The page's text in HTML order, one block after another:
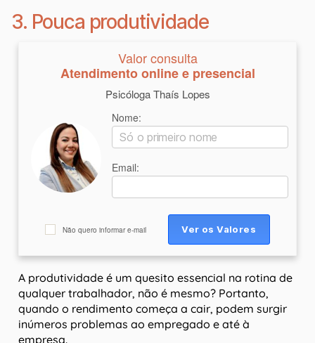
3. Pouca produtividade
Valor consulta
Atendimento online e presencial
Psicóloga Thaís Lopes
Nome:
Email:
Não quero informar e-mail
A produtividade é um quesito essencial na rotina de
qualquer trabalhador, não é mesmo? Portanto,
quando o rendimento começa a cair, podem surgir
inúmeros problemas ao empregado e até à
empresa.